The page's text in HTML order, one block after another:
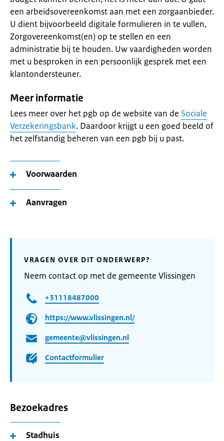
een arbeidsovereenkomst aan met een zorgaanbieder.
U dient bijvoorbeeld digitale formulieren in te vullen,
Zorgovereenkomst(en) op te stellen en een
administratie bij te houden. Uw vaardigheden worden
met u besproken in een persoonlijk gesprek met een
klantondersteuner.
Meer informatie
Lees meer over het pgb op de website van de Sociale
Verzekeringsbank. Daardoor krijgt u een goed beeld of
het zelfstandig beheren van een pgb bij u past.
Voorwaarden
Aanvragen
VRAGEN OVER DIT ONDERWERP?
Neem contact op met de gemeente Vlissingen
+31118487000
https://www.vlissingen.nl/
gemeente@vlissingen.nl
Contactformulier
Bezoekadres
Stadhuis